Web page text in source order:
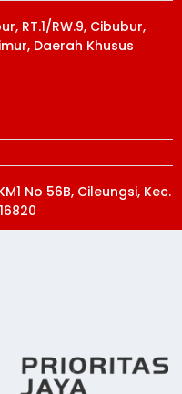
RT.1/RW.9, Cibubur,
Daerah Khusus
No 56B, Cileungsi, Kec.